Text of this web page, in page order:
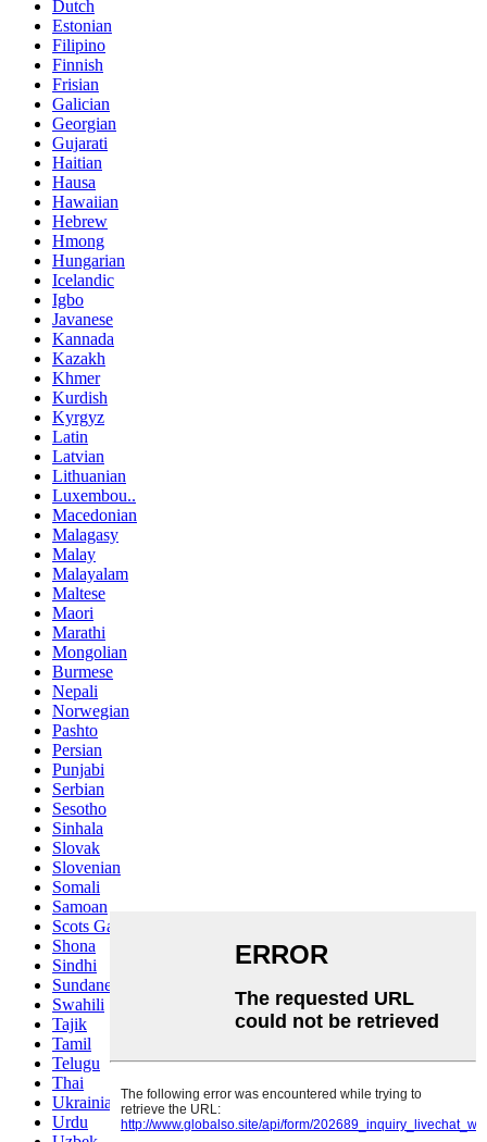
Dutch
Estonian
Filipino
Finnish
Frisian
Galician
Georgian
Gujarati
Haitian
Hausa
Hawaiian
Hebrew
Hmong
Hungarian
Icelandic
Igbo
Javanese
Kannada
Kazakh
Khmer
Kurdish
Kyrgyz
Latin
Latvian
Lithuanian
Luxembou..
Macedonian
Malagasy
Malay
Malayalam
Maltese
Maori
Marathi
Mongolian
Burmese
Nepali
Norwegian
Pashto
Persian
Punjabi
Serbian
Sesotho
Sinhala
Slovak
Slovenian
Somali
Samoan
Scots Gaelic
Shona
Sindhi
Sundanese
Swahili
Tajik
Tamil
Telugu
Thai
Ukrainian
Urdu